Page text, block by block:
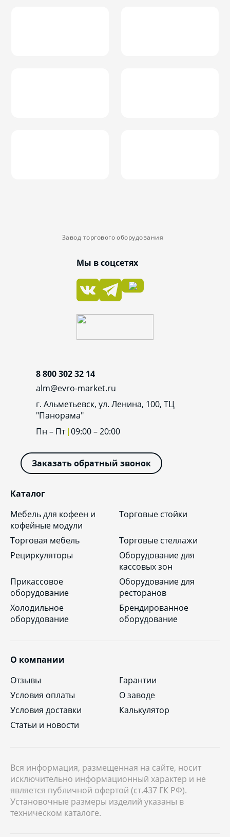
Завод торгового оборудования
Мы в соцсетях
Каталог
Мебель для кофеен и
кофейные модули
Торговые стойки
Торговая мебель
Торговые стеллажи
Рециркуляторы
Оборудование для
кассовых зон
Прикассовое
оборудование
Оборудование для
ресторанов
Холодильное
оборудование
Брендированное
оборудование
О компании
Отзывы
Гарантии
Условия оплаты
О заводе
Условия доставки
Калькулятор
Статьи и новости
Вся информация, размещенная на сайте, носит
исключительно информационный характер и не
является публичной офертой (ст.437 ГК РФ).
Установочные размеры изделий указаны в
техническом каталоге.
8 800 302 32 14
alm@evro-market.ru
г. Альметьевск, ул. Ленина, 100, ТЦ
"Панорама"
Пн – Пт 09:00 – 20:00
Заказать обратный звонок